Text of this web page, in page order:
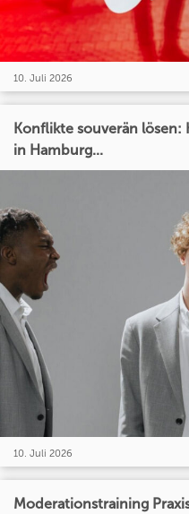
10. Juli 2026
Konflikte souverän
in Hamburg...
10. Juli 2026
Moderationstraining